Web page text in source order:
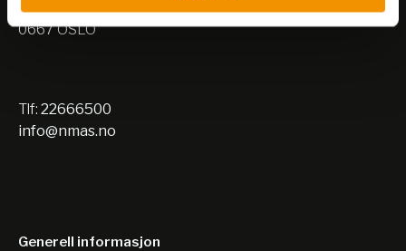
Nils Hansens vei 10
0667 OSLO
Tlf: 22666500
info@nmas.no
Generell informasjon